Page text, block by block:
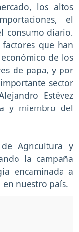
los altos
el
consumo diario,
que han
de los
de papa, y por
sector
Estévez
y miembro del
Agricultura y
la campaña
encaminada a
nuestro país.